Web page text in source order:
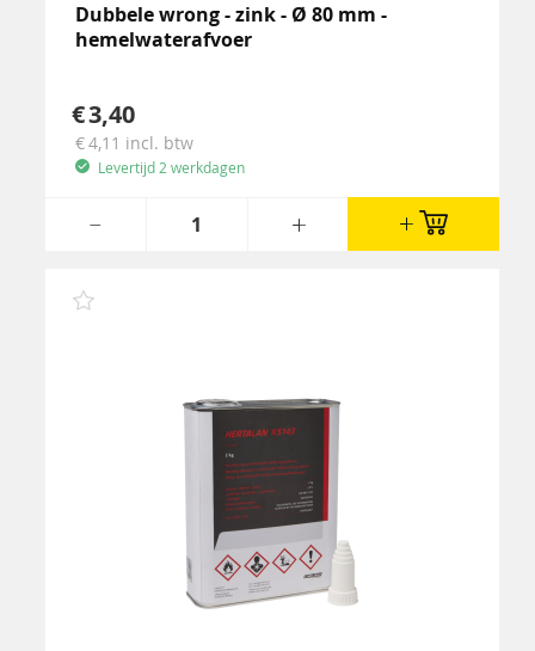
Dubbele wrong - zink - Ø 80 mm -
hemelwaterafvoer
3,40
4,11 incl. btw
Levertijd 2 werkdagen